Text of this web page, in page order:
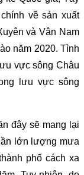
về sản xuất
và Vân Nam
năm 2020. Tình
vực sông Châu
lưu vực sông
đây sẽ mang lại
lớn lượng mưa
phố cách xa